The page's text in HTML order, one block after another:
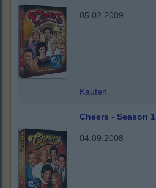
05.02.2009
Kaufen
Cheers - Season 1
04.09.2008